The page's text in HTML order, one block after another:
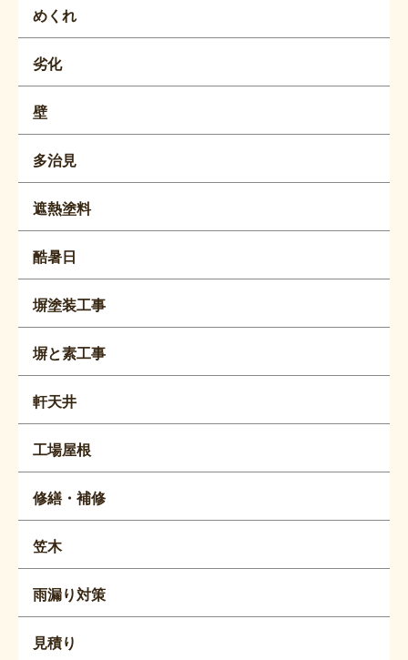
めくれ
劣化
壁
多治見
遮熱塗料
酷暑日
塀塗装工事
塀と素工事
軒天井
工場屋根
修繕・補修
笠木
雨漏り対策
見積り